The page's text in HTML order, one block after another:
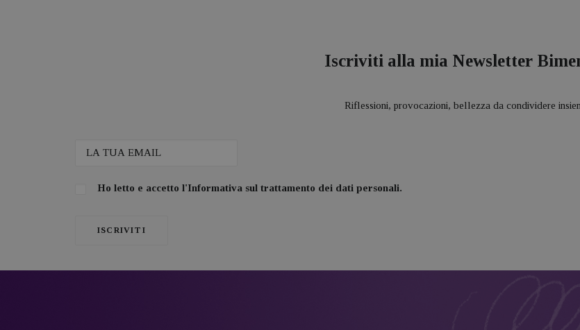
Iscriviti alla mia Newsletter
Riflessioni, provocazioni, bellezza da condividere
Ho letto e accetto l'Informativa sul trattamento dei dati personali.